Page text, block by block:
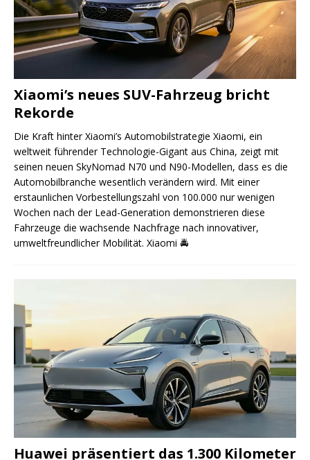
Xiaomi’s neues SUV-Fahrzeug bricht
Rekorde
Die Kraft hinter Xiaomi’s Automobilstrategie Xiaomi, ein
weltweit führender Technologie-Gigant aus China, zeigt mit
seinen neuen SkyNomad N70 und N90-Modellen, dass es die
Automobilbranche wesentlich verändern wird. Mit einer
erstaunlichen Vorbestellungszahl von 100.000 nur wenigen
Wochen nach der Lead-Generation demonstrieren diese
Fahrzeuge die wachsende Nachfrage nach innovativer,
umweltfreundlicher Mobilität. Xiaomi 🚔
Huawei präsentiert das 1.300 Kilometer